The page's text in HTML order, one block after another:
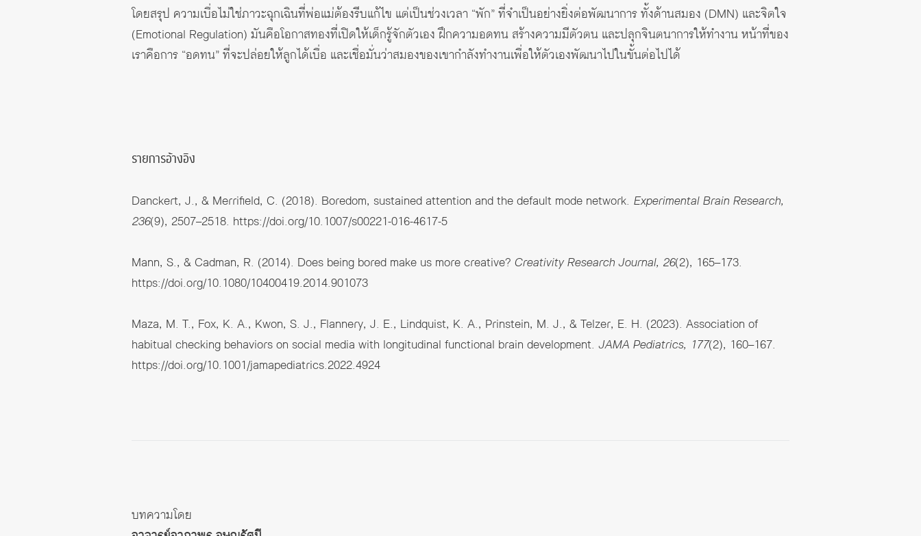
โดยสรุป ความเบื่อไม่ใช่ภาวะฉุกเฉินที่พ่อแม่ต้องรีบแก้ไข แต่เป็นช่วงเวลา “พัก” ที่จำเป็นอย่างยิ่งต่อพัฒนาการ ทั้งด้านสมอง (DMN) และจิตใจ
(Emotional Regulation) มันคือโอกาสทองที่เปิดให้เด็กรู้จักตัวเอง ฝึกความอดทน สร้างความมีตัวตน และปลุกจินตนาการให้ทำงาน หน้าที่ของ
เราคือการ “อดทน” ที่จะปล่อยให้ลูกได้เบื่อ และเชื่อมั่นว่าสมองของเขากำลังทำงานเพื่อให้ตัวเองพัฒนาไปในขั้นต่อไปได้
รายการอ้างอิง
Danckert, J., & Merrifield, C. (2018). Boredom, sustained attention and the default mode network. Experimental Brain Research,
236(9), 2507–2518. https://doi.org/10.1007/s00221-016-4617-5
Mann, S., & Cadman, R. (2014). Does being bored make us more creative? Creativity Research Journal, 26(2), 165–173.
https://doi.org/10.1080/10400419.2014.901073
Maza, M. T., Fox, K. A., Kwon, S. J., Flannery, J. E., Lindquist, K. A., Prinstein, M. J., & Telzer, E. H. (2023). Association of
habitual checking behaviors on social media with longitudinal functional brain development. JAMA Pediatrics, 177(2), 160–167.
https://doi.org/10.1001/jamapediatrics.2022.4924
บทความโดย